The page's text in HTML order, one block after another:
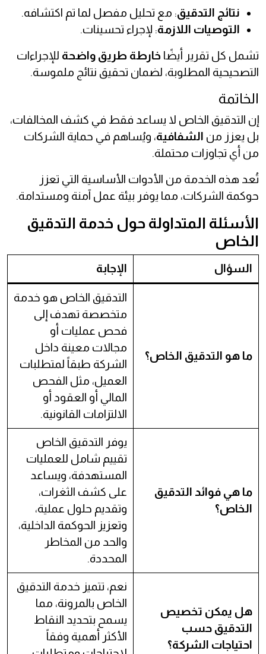
نتائج التدقيق: مع تحليل مفصل لما تم اكتشافه.
التوصيات اللازمة: لإجراء تحسينات.
تشمل كل تقرير أيضًا خارطة طريق واضحة للإجراءات
التصحيحية المطلوبة، لضمان تحقيق نتائج ملموسة.
الخاتمة
إن التدقيق الخاص لا يساعد فقط في كشف المخالفات،
بل يعزز من الشفافية، ويُساهم في حماية الشركات
من أي تجاوزات محتملة.
تُعد هذه الخدمة من الأدوات الأساسية التي تعزز
حوكمة الشركات، مما يوفر بيئة عمل آمنة ومستدامة.
الأسئلة المتداولة حول خدمة التدقيق
الخاص
السؤال الإجابة
ما هو التدقيق الخاص؟
التدقيق الخاص هو خدمة
متخصصة تهدف إلى
فحص عمليات أو
مجالات معينة داخل
الشركة طبقاً لمتطلبات
العميل، مثل الفحص
المالي أو العقود أو
الالتزامات القانونية.
ما هي فوائد التدقيق
الخاص؟
يوفر التدقيق الخاص
تقييم شامل للعمليات
المستهدفة، ويساعد
على كشف الثغرات،
وتقديم حلول عملية،
وتعزيز الحوكمة الداخلية،
والحد من المخاطر
المحددة.
هل يمكن تخصيص
التدقيق حسب
احتياجات الشركة؟
نعم، تتميز خدمة التدقيق
الخاص بالمرونة، مما
يسمح بتحديد النقاط
الأكثر أهمية وفقاً